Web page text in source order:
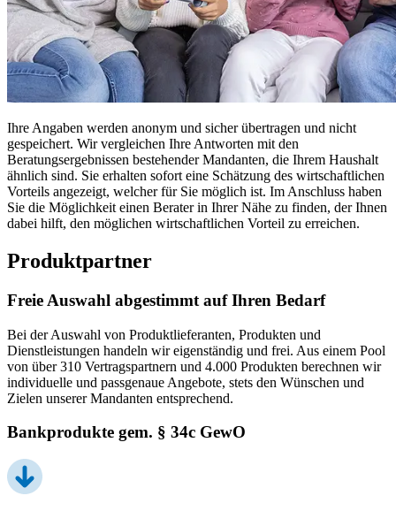
Ihre Angaben werden anonym und sicher übertragen und nicht
gespeichert. Wir vergleichen Ihre Antworten mit den
Beratungsergebnissen bestehender Mandanten, die Ihrem Haushalt
ähnlich sind. Sie erhalten sofort eine Schätzung des wirtschaftlichen
Vorteils angezeigt, welcher für Sie möglich ist. Im Anschluss haben
Sie die Möglichkeit einen Berater in Ihrer Nähe zu finden, der Ihnen
dabei hilft, den möglichen wirtschaftlichen Vorteil zu erreichen.
Produktpartner
Freie Auswahl abgestimmt auf Ihren Bedarf
Bei der Auswahl von Produktlieferanten, Produkten und
Dienstleistungen handeln wir eigenständig und frei. Aus einem Pool
von über 310 Vertragspartnern und 4.000 Produkten berechnen wir
individuelle und passgenaue Angebote, stets den Wünschen und
Zielen unserer Mandanten entsprechend.
Bankprodukte gem. § 34c GewO